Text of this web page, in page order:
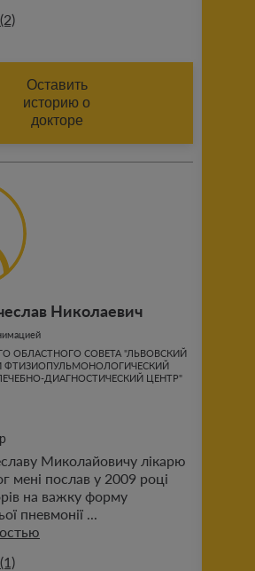
Оставить
историю о
докторе
ОТЗЫВА)
ОТЗЫВА)
Отправить
с публичными
проекта
Николаевич
ОБЛАСТНОГО СОВЕТА "ЛЬВОВСКИЙ
ФТИЗИОПУЛЬМОНОЛОГИЧЕСКИЙ
ДИАГНОСТИЧЕСКИЙ ЦЕНТР"
Миколайовичу лікарю
мені послав у 2009 році
на важку форму
пневмонії ...